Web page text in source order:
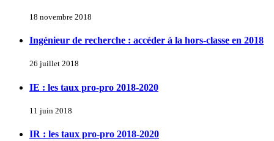
18 novembre 2018
Ingénieur de recherche : accéder à la hors-classe en 2018
26 juillet 2018
IE : les taux pro-pro 2018-2020
11 juin 2018
IR : les taux pro-pro 2018-2020